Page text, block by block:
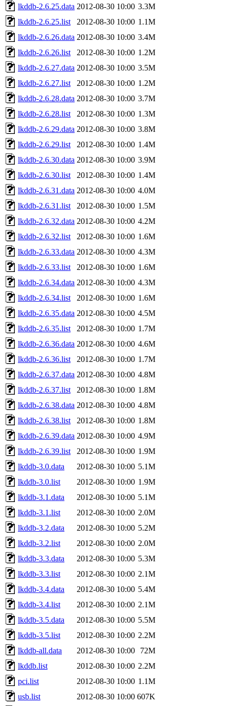
lkddb-2.6.25.data 2012-08-30 10:00 3.3M
lkddb-2.6.25.list
2012-08-30 10:00 1.1M
lkddb-2.6.26.data 2012-08-30 10:00 3.4M
lkddb-2.6.26.list
2012-08-30 10:00 1.2M
lkddb-2.6.27.data 2012-08-30 10:00 3.5M
lkddb-2.6.27.list
2012-08-30 10:00 1.2M
lkddb-2.6.28.data 2012-08-30 10:00 3.7M
lkddb-2.6.28.list
2012-08-30 10:00 1.3M
lkddb-2.6.29.data 2012-08-30 10:00 3.8M
lkddb-2.6.29.list
2012-08-30 10:00 1.4M
lkddb-2.6.30.data 2012-08-30 10:00 3.9M
lkddb-2.6.30.list
2012-08-30 10:00 1.4M
lkddb-2.6.31.data 2012-08-30 10:00 4.0M
lkddb-2.6.31.list
2012-08-30 10:00 1.5M
lkddb-2.6.32.data 2012-08-30 10:00 4.2M
lkddb-2.6.32.list
2012-08-30 10:00 1.6M
lkddb-2.6.33.data 2012-08-30 10:00 4.3M
lkddb-2.6.33.list
2012-08-30 10:00 1.6M
lkddb-2.6.34.data 2012-08-30 10:00 4.3M
lkddb-2.6.34.list
2012-08-30 10:00 1.6M
lkddb-2.6.35.data 2012-08-30 10:00 4.5M
lkddb-2.6.35.list
2012-08-30 10:00 1.7M
lkddb-2.6.36.data 2012-08-30 10:00 4.6M
lkddb-2.6.36.list
2012-08-30 10:00 1.7M
lkddb-2.6.37.data 2012-08-30 10:00 4.8M
lkddb-2.6.37.list
2012-08-30 10:00 1.8M
lkddb-2.6.38.data 2012-08-30 10:00 4.8M
lkddb-2.6.38.list
2012-08-30 10:00 1.8M
lkddb-2.6.39.data 2012-08-30 10:00 4.9M
lkddb-2.6.39.list
2012-08-30 10:00 1.9M
lkddb-3.0.data
2012-08-30 10:00 5.1M
lkddb-3.0.list
2012-08-30 10:00 1.9M
lkddb-3.1.data
2012-08-30 10:00 5.1M
lkddb-3.1.list
2012-08-30 10:00 2.0M
lkddb-3.2.data
2012-08-30 10:00 5.2M
lkddb-3.2.list
2012-08-30 10:00 2.0M
lkddb-3.3.data
2012-08-30 10:00 5.3M
lkddb-3.3.list
2012-08-30 10:00 2.1M
lkddb-3.4.data
2012-08-30 10:00 5.4M
lkddb-3.4.list
2012-08-30 10:00 2.1M
lkddb-3.5.data
2012-08-30 10:00 5.5M
lkddb-3.5.list
2012-08-30 10:00 2.2M
lkddb-all.data
2012-08-30 10:00
72M
lkddb.list
2012-08-30 10:00 2.2M
pci.list
2012-08-30 10:00 1.1M
usb.list
2012-08-30 10:00 607K